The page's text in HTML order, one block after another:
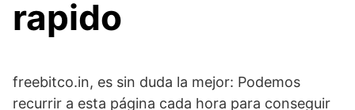
rapido
freebitco.in, es sin duda la mejor: Podemos
recurrir a esta página cada hora para conseguir